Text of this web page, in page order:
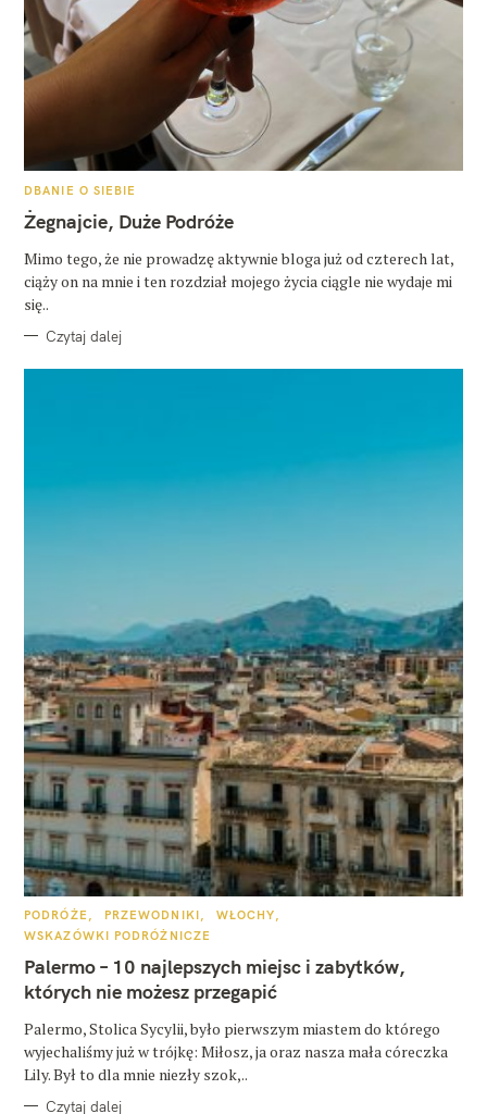
K
T
E
O
R
I
DBANIE O SIEBIE
Żegnajcie, Duże Podróże
Mimo tego, że nie prowadzę aktywnie bloga już od czterech lat,
ciąży on na mnie i ten rozdział mojego życia ciągle nie wydaje mi
się..
Czytaj dalej
K
T
G
R
PODRÓŻE PRZEWODNIKI
WŁOCHY
WSKAZÓWKI PODRÓŻNICZE
Palermo – 10 najlepszych miejsc i zabytków,
których nie możesz przegapić
Palermo, Stolica Sycylii, było pierwszym miastem do którego
wyjechaliśmy już w trójkę: Miłosz, ja oraz nasza mała córeczka
Lily. Był to dla mnie niezły szok,..
Czytaj dalej